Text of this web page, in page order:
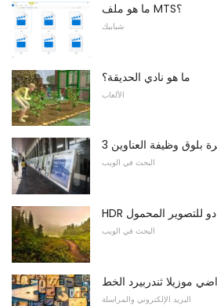
ما هو ملف MTS؟
شبابيك
ما هو نادي الحديقة؟
الألعاب
بلوق وظيفة العناوين
البحث في الويب
HDR دو للتصوير المحمول
البحث في الويب
موزيلا ثندربيرد الخط
البريد الإلكتروني والمراسلة